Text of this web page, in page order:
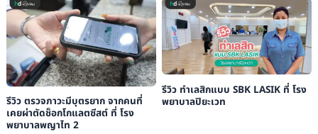
รีวิว ตรวจภาวะมีบุตรยาก จากคนที่
เคยผ่าตัดช็อกโกแลตซีสต์ ที่ โรง
พยาบาลพญาไท 2
รีวิว ทำเลสิกแบบ SBK LASIK ที่ โรง
พยาบาลปิยะเวท